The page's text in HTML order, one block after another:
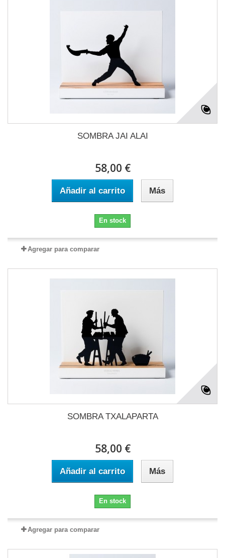
SOMBRA JAI ALAI
58,00 €
Añadir al carrito Más
En stock
Agregar para comparar
SOMBRA TXALAPARTA
58,00 €
Añadir al carrito Más
En stock
Agregar para comparar